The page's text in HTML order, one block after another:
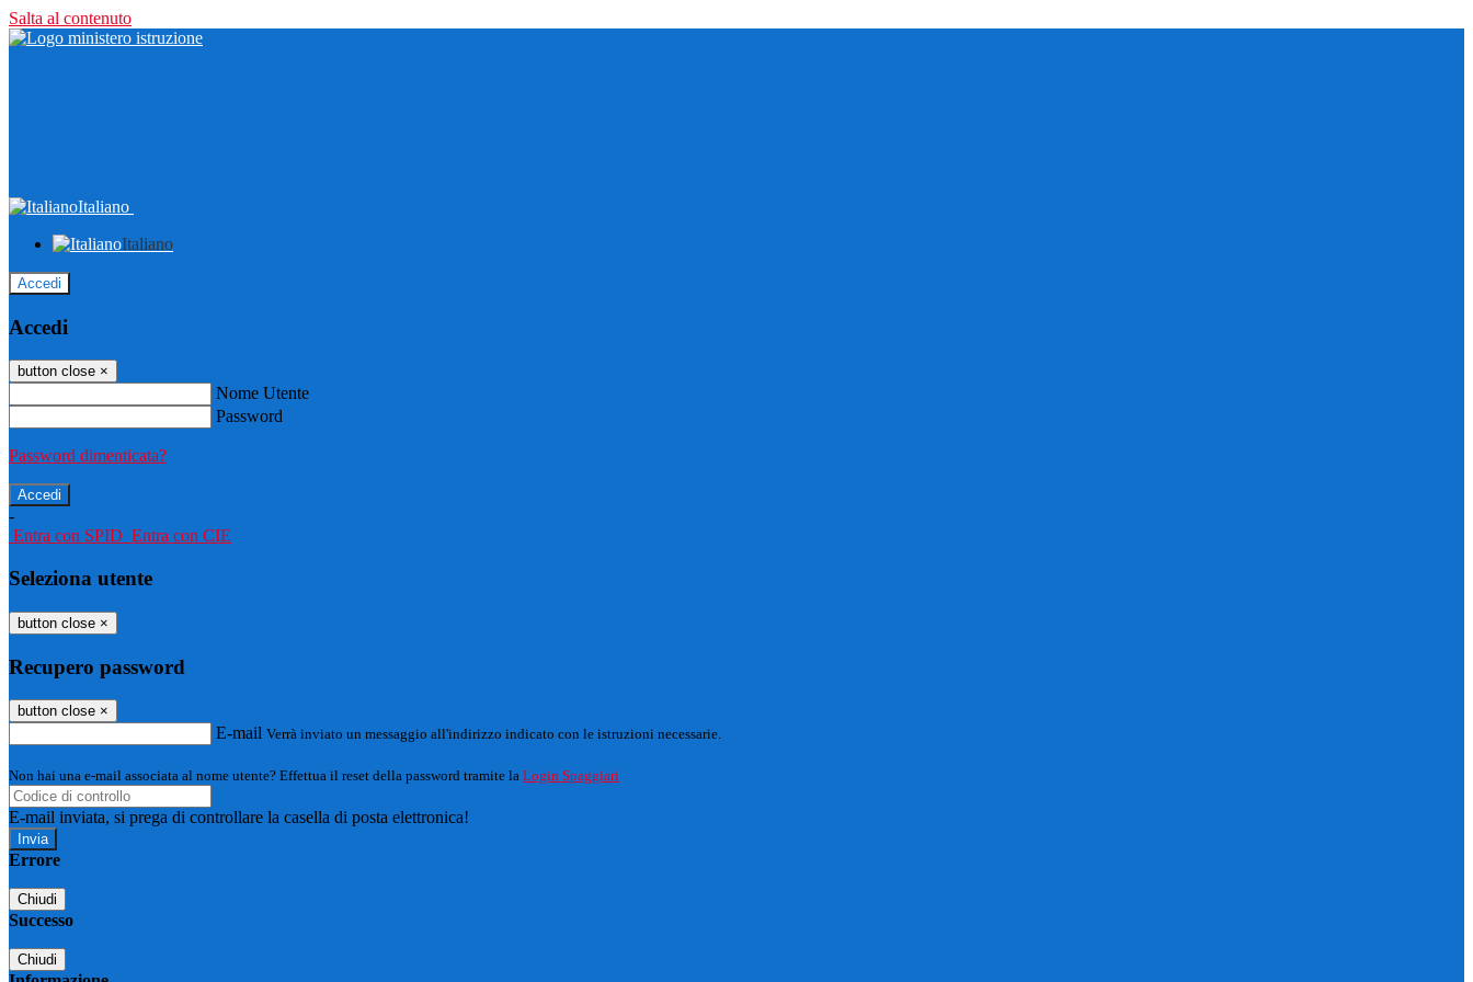
Salta al contenuto
Italiano
Italiano
Accedi
Accedi
button close ×
Nome Utente
Password
Password dimenticata?
-
Entra con SPID Entra con CIE
Seleziona utente
button close ×
Recupero password
button close ×
E-mail Verrà inviato un messaggio all'indirizzo indicato con le istruzioni necessarie.
Non hai una e-mail associata al nome utente? Effettua il reset della password tramite la Login Spaggiari
E-mail inviata, si prega di controllare la casella di posta elettronica!
Errore
Chiudi
Successo
Chiudi